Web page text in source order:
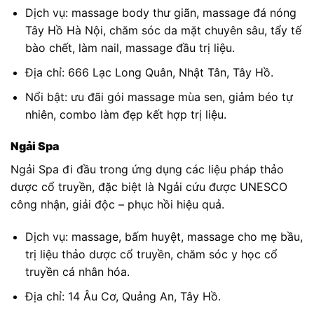
Dịch vụ: massage body thư giãn, massage đá nóng
Tây Hồ Hà Nội, chăm sóc da mặt chuyên sâu, tẩy tế
bào chết, làm nail, massage đầu trị liệu.
Địa chỉ: 666 Lạc Long Quân, Nhật Tân, Tây Hồ.
Nổi bật: ưu đãi gói massage mùa sen, giảm béo tự
nhiên, combo làm đẹp kết hợp trị liệu.
Ngải Spa
Ngải Spa đi đầu trong ứng dụng các liệu pháp thảo
dược cổ truyền, đặc biệt là Ngải cứu được UNESCO
công nhận, giải độc – phục hồi hiệu quả.
Dịch vụ: massage, bấm huyệt, massage cho mẹ bầu,
trị liệu thảo dược cổ truyền, chăm sóc y học cổ
truyền cá nhân hóa.
Địa chỉ: 14 Âu Cơ, Quảng An, Tây Hồ.